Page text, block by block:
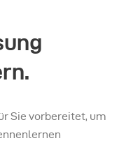
Sie vorbereitet, um